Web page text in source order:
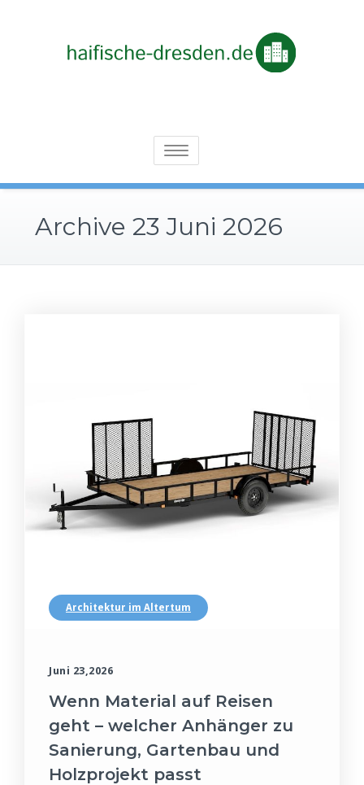
Haifische-dresden.de
Toggle
Archive 23 Juni 2026
Architektur im Altertum
Juni 23,2026
Wenn Material auf Reisen
geht – welcher Anhänger zu
Sanierung, Gartenbau und
Holzprojekt passt